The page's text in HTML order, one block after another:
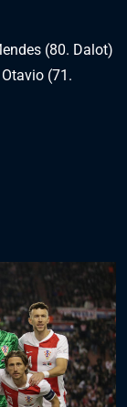
(80. Dalot)
(71.